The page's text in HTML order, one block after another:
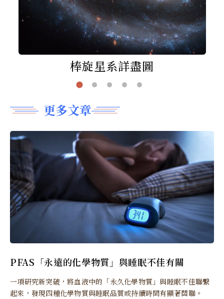
棒旋星系詳盡圖
更多文章
PFAS「永遠的化學物質」與睡眠不佳有關
一項研究新突破，將血液中的「永久化學物質」與睡眠不佳聯繫
起來，發現四種化學物質與睡眠品質或持續時間有顯著關聯。